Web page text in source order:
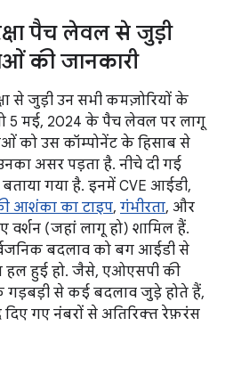
पैच लेवल से जुड़ी
की जानकारी
से जुड़ी उन सभी कमज़ोरियों के
5 मई, 2024 के पैच लेवल पर लागू
को उस कॉम्पोनेंट के हिसाब से
असर पड़ता है. नीचे दी गई
गया है. इनमें CVE आईडी,
आशंका का टाइप, गंभीरता, और
(जहां लागू हो) शामिल हैं.
बदलाव को बग आईडी से
हुई हो. जैसे, एओएसपी की
गड़बड़ी से कई बदलाव जुड़े होते हैं,
गए नंबरों से अतिरिक्त रेफ़रंस